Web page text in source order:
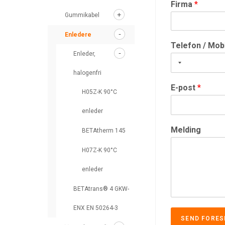
Firma*
Telefon /
E-post*
Melding
SEND
Gummikabel
Enledere
Enleder,
halogenfri
H05Z-K 90°C
enleder
BETAtherm 145
H07Z-K 90°C
enleder
BETAtrans® 4 GKW-
ENX EN 50264-3